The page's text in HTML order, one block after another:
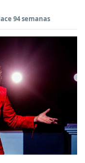
94 semanas